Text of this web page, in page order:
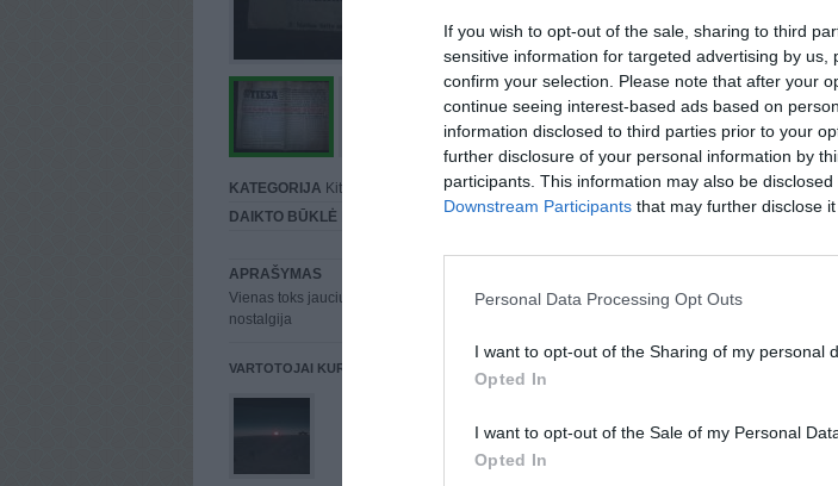
If you wish to opt-out of the sale, sharing to third
sensitive information for targeted advertising by
confirm your selection. Please note that after your
continue seeing interest-based ads based on
information disclosed to third parties prior to your
further disclosure of your personal information by
participants. This information may also be
Downstream Participants that may further disclose
Personal Data Processing Opt Outs
I want to opt-out of the Sharing of my personal
Opted In
I want to opt-out of the Sale of my Personal
Opted In
KATEGORIJA Kita MIESTASVilnius
DAIKTO BŪKLĖ
APRAŠYMAS
Vienas toks jauciu.ka rode kine ir teatrose net yra.
nostalgija
PARDUOČIAU UŽ
VARTOTOJAI KURIE PATALPINĘ DAIKTĄ Į NORŲ KREPŠĮ